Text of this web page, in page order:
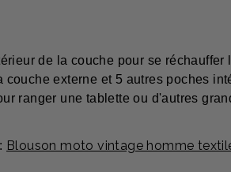
de la couche pour se
couche externe et 5 autres poches
ranger une tablette ou d'autres
Blouson moto vintage homme